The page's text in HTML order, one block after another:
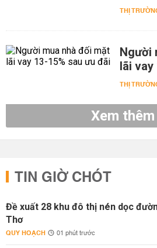
THỊ
Người
lãi vay
THỊ
Xem thêm
TIN GIỜ CHÓT
Đề xuất 28 khu đô thị nén dọc
Thơ
QUY HOẠCH 01 phút trước